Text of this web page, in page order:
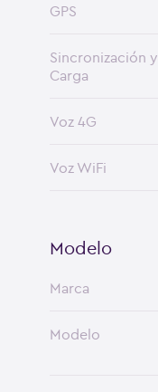
GPS
Sincronización y
Carga
Voz 4G
Voz WiFi
Modelo
Marca
Modelo